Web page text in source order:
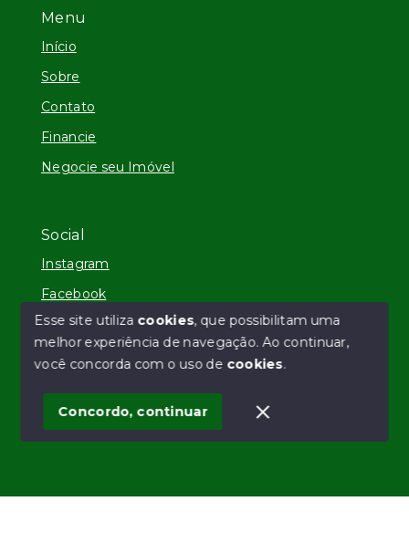
Menu
Início
Sobre
Contato
Financie
Negocie seu Imóvel
Social
Instagram
Facebook
© Copyright 2026 - VZ Imóveis - Todos os direitos
SITE PARA IMOBILIARIA
Esse site utiliza cookies, que possibilitam uma
melhor experiência de navegação.Ao continuar,
você concorda com o uso de cookies.
Concordo, continuar